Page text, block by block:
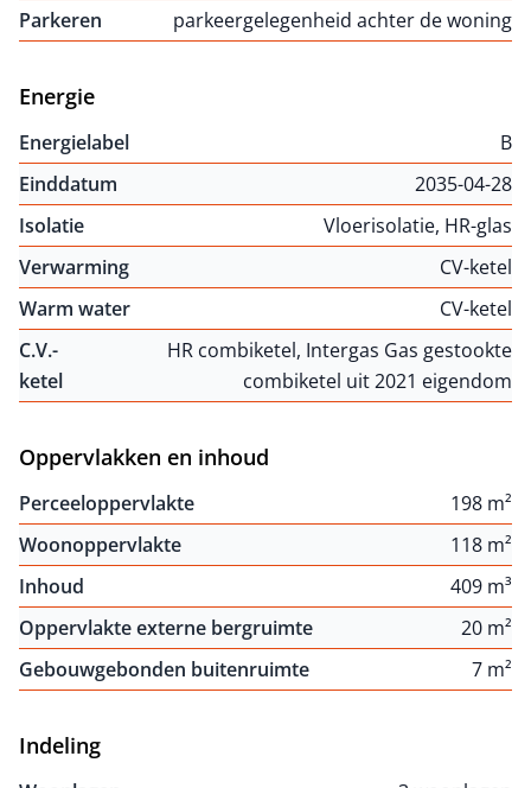
Parkeren
parkeergelegenheid achter de woning
Energie
Energielabel
B
Einddatum
2035-04-28
Isolatie
Vloerisolatie, HR-glas
Verwarming
CV-ketel
Warm water
CV-ketel
C.V.-
ketel
HR combiketel, Intergas Gas gestookte
combiketel uit 2021 eigendom
Oppervlakken en inhoud
Perceeloppervlakte
198 m²
Woonoppervlakte
118 m²
Inhoud
409 m³
Oppervlakte externe bergruimte
20 m²
Gebouwgebonden buitenruimte
7 m²
Indeling